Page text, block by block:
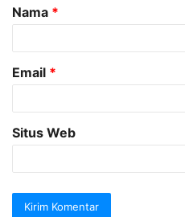
r
Nama *
Email *
Situs Web